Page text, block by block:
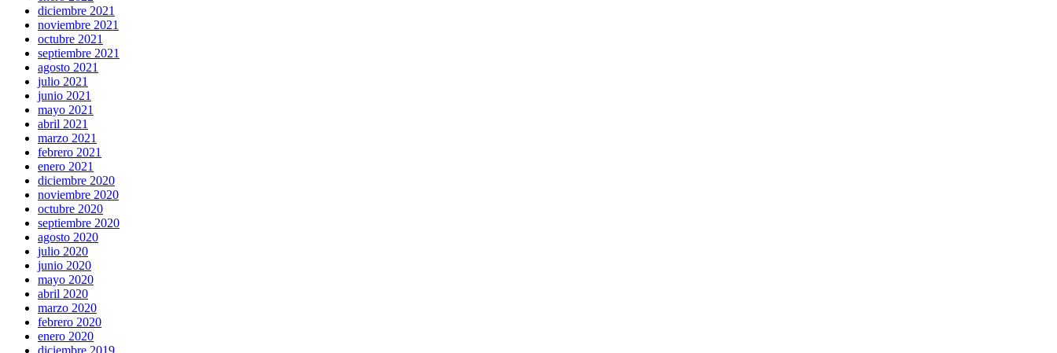
diciembre 2021
noviembre 2021
octubre 2021
septiembre 2021
agosto 2021
julio 2021
junio 2021
mayo 2021
abril 2021
marzo 2021
febrero 2021
enero 2021
diciembre 2020
noviembre 2020
octubre 2020
septiembre 2020
agosto 2020
julio 2020
junio 2020
mayo 2020
abril 2020
marzo 2020
febrero 2020
enero 2020